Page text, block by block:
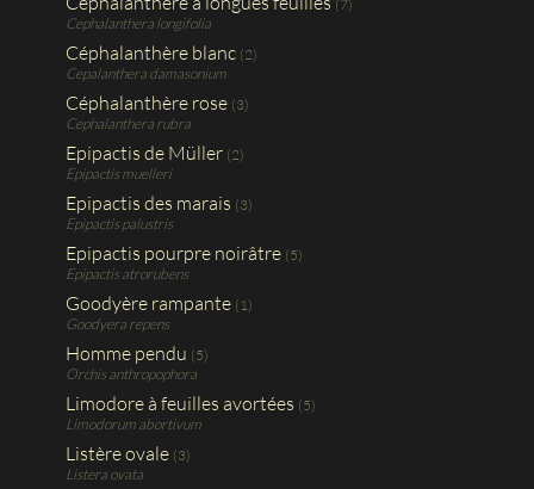
(7)
Cephalanthera longifolia
Céphalanthère blanc (2)
Cepalanthera damasonium
Céphalanthère rose (3)
Cephalanthera rubra
Epipactis de Müller (2)
Epipactis muelleri
Epipactis des marais (3)
Epipactis palustris
Epipactis pourpre noirâtre (5)
Epipactis atrorubens
Goodyère rampante (1)
Goodyera repens
Homme pendu (5)
Orchis anthropophora
Limodore à feuilles avortées (5)
Limodorum abortivum
Listère ovale (3)
Listera ovata